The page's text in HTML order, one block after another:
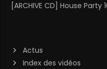
[ARCHIVE CD] House
Actus
Index des vidéos